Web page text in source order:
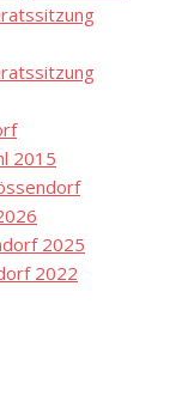
2015
2025
2022